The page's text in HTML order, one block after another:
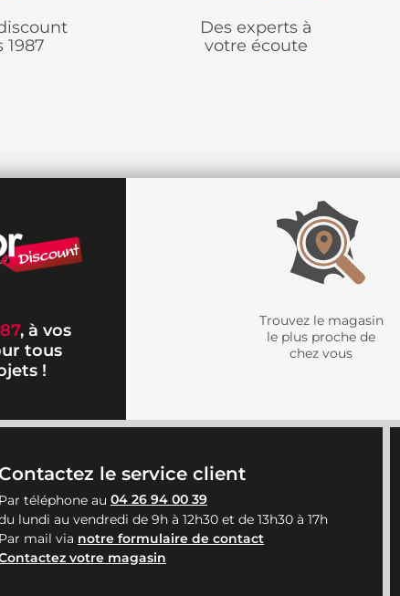
1987
Des experts à
votre écoute
, à vos
tous
!
Trouvez le magasin
le plus proche de
chez vous
Contactez le service client
Par téléphone au 04 26 94 00 39
lundi au vendredi de 9h à 12h30 et de 13h30 à 17h
Par mail via notre formulaire de contact
votre magasin